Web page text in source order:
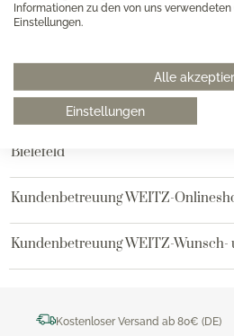
Informationen zu den von uns verwendeten
Einstellungen.
Alle
Einstellungen
Hannover
Hamburg am Neuen Wall
Hamburg AEZ
Bielefeld
Kundenbetreuung WEITZ-
Kundenbetreuung WEITZ-Wunsch-
Kostenloser Versand ab 80€ (DE)